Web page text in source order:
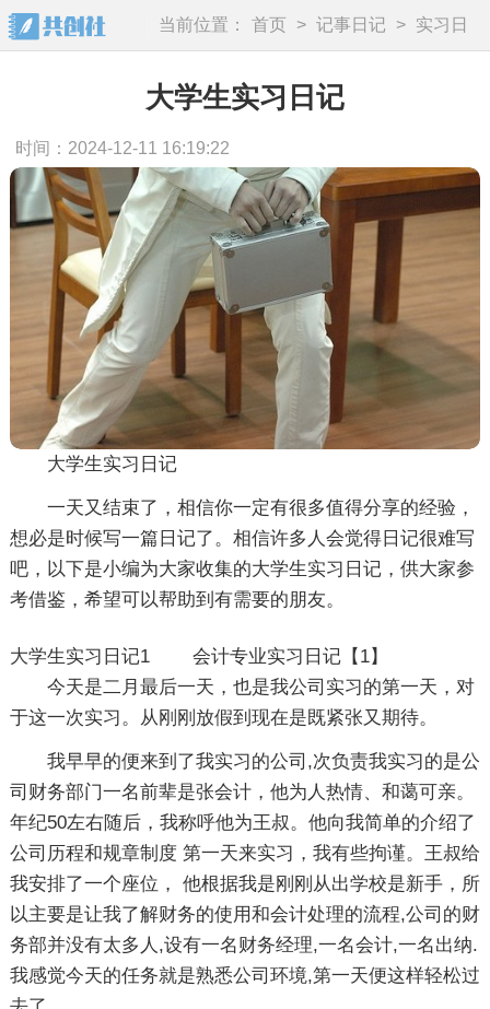
当前位置： 首页 > 记事日记 >
实习日
记
大学生实习日记
时间：2024-12-11 16:19:22
大学生实习日记
一天又结束了，相信你一定有很多值得分享的经验，
想必是时候写一篇日记了。相信许多人会觉得日记很难写
吧，以下是小编为大家收集的大学生实习日记，供大家参
考借鉴，希望可以帮助到有需要的朋友。
大学生实习日记1 会计专业实习日记【1】
今天是二月最后一天，也是我公司实习的第一天，对
于这一次实习。从刚刚放假到现在是既紧张又期待。
我早早的便来到了我实习的公司,次负责我实习的是公
司财务部门一名前辈是张会计，他为人热情、和蔼可亲。
年纪50左右随后，我称呼他为王叔。他向我简单的介绍了
公司历程和规章制度 第一天来实习，我有些拘谨。王叔给
我安排了一个座位， 他根据我是刚刚从出学校是新手，所
以主要是让我了解财务的使用和会计处理的流程,公司的财
务部并没有太多人,设有一名财务经理,一名会计,一名出纳.
我感觉今天的任务就是熟悉公司环境,第一天便这样轻松过